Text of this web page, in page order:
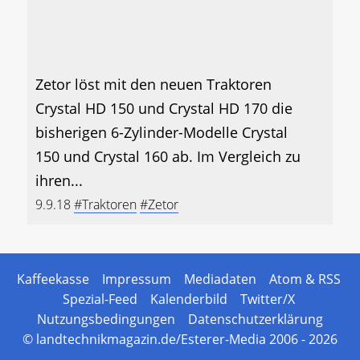
Zetor löst mit den neuen Traktoren
Crystal HD 150 und Crystal HD 170 die
bisherigen 6-Zylinder-Modelle Crystal
150 und Crystal 160 ab. Im Vergleich zu
ihren...
9.9.18#Traktoren#Zetor
Kaffeekasse Impressum Mediadaten
Atom & RSS
Spezial-Feed
Kalenderbild
Twitter/X
Nutzungsbedingungen
Datenschutzerklärung
© landtechnikmagazin.de/Esterer-Media 2006 - 2026